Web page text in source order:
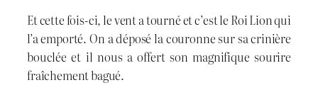
Et cette fois-ci, le vent a tourné et c’est le Roi Lion qui
l’a emporté. On a déposé la couronne sur sa crinière
bouclée et il nous a offert son magnifique sourire
fraîchement bagué.